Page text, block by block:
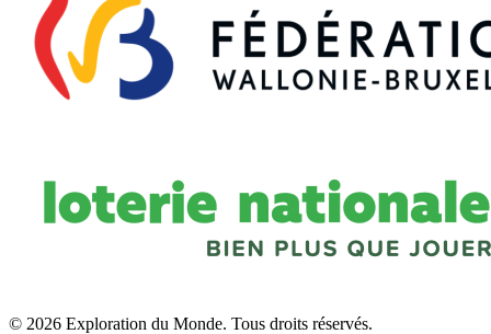
© 2026 Exploration du Monde. Tous droits réservés.